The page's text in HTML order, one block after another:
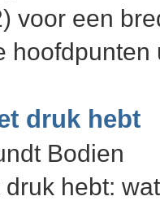
voor een
druk hebt
Bodien
druk hebt: